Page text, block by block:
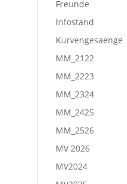
Freunde
Infostand
Kurvengesaenge
MM_2122
MM_2223
MM_2324
MM_2425
MM_2526
MV 2026
MV2024